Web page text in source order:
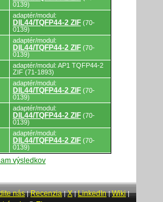
0139)
adaptér/modul:
DIL44/TQFP44-2 ZIF (70-
0139)
adaptér/modul:
DIL44/TQFP44-2 ZIF (70-
0139)
adaptér/modul: AP1 TQFP44-2
ZIF (71-1893)
adaptér/modul:
DIL44/TQFP44-2 ZIF (70-
0139)
adaptér/modul:
DIL44/TQFP44-2 ZIF (70-
0139)
adaptér/modul:
DIL44/TQFP44-2 ZIF (70-
0139)
výsledkov
nás|Recenzia|X|LinkedIn|Wiki|